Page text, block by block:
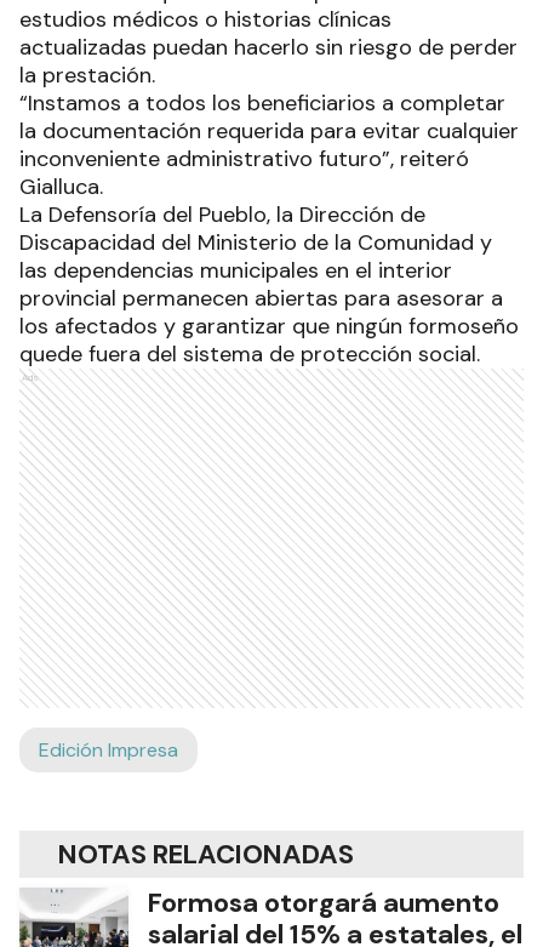
estudios médicos o historias clínicas
actualizadas puedan hacerlo sin riesgo de perder
la prestación.
“Instamos a todos los beneficiarios a completar
la documentación requerida para evitar cualquier
inconveniente administrativo futuro”, reiteró
Gialluca.
La Defensoría del Pueblo, la Dirección de
Discapacidad del Ministerio de la Comunidad y
las dependencias municipales en el interior
provincial permanecen abiertas para asesorar a
los afectados y garantizar que ningún formoseño
quede fuera del sistema de protección social.
Ads
Edición Impresa
NOTAS RELACIONADAS
Formosa otorgará aumento
salarial del 15% a estatales, el